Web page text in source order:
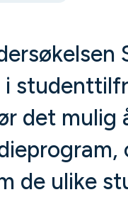
det
de ulike